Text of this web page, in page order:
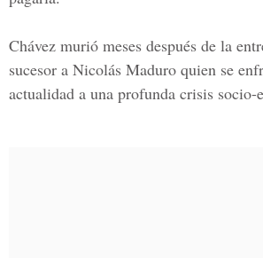
Chávez murió meses después de la
sucesor a Nicolás Maduro quien se
actualidad a una profunda crisis socio-